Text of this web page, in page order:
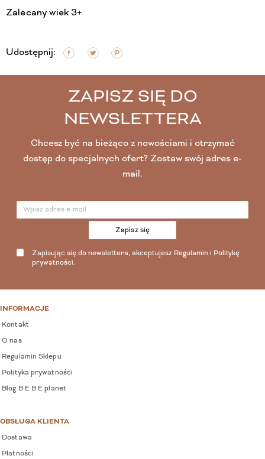
Zalecany wiek 3+
Udostępnij:
ZAPISZ SIĘ DO
NEWSLETTERA
Chcesz być na bieżąco z nowościami i otrzymać
dostęp do specjalnych ofert? Zostaw swój adres e-
mail.
Zapisz się
Zapisując się do newslettera, akceptujesz Regulamin i Politykę
prywatności.
INFORMACJE
Kontakt
O nas
Regulamin Sklepu
Polityka prywatności
Blog B E B E planet
OBSŁUGA KLIENTA
Dostawa
Płatności